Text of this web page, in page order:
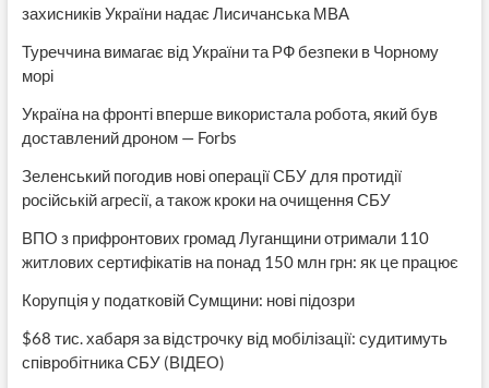
захисників України надає Лисичанська МВА
Туреччина вимагає від України та РФ безпеки в Чорному
морі
Україна на фронті вперше використала робота, який був
доставлений дроном — Forbs
Зеленський погодив нові операції СБУ для протидії
російській агресії, а також кроки на очищення СБУ
ВПО з прифронтових громад Луганщини отримали 110
житлових сертифікатів на понад 150 млн грн: як це працює
Корупція у податковій Сумщини: нові підозри
$68 тис. хабаря за відстрочку від мобілізації: судитимуть
співробітника СБУ (ВІДЕО)